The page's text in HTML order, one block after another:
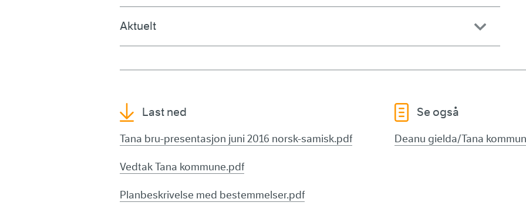
Aktuelt
Last ned
Tana bru-presentasjon juni 2016 norsk-samisk.pdf
Vedtak Tana kommune.pdf
Planbeskrivelse med bestemmelser.pdf
Se også
Deanu gielda/Tana